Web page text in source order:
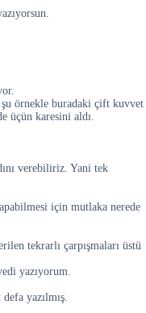
şu örnekle buradaki çift kuvvet
üçün karesini aldı.
verebiliriz. Yani tek
için mutlaka nerede
tekrarlı çarpışmaları üstü
yazıyorum.
yazılmış.